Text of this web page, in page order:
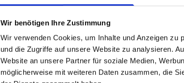
Wir benötigen Ihre Zustimmung
Wir verwenden Cookies, um Inhalte und Anzeigen
und die Zugriffe auf unsere Website zu analysieren.
Website an unsere Partner für soziale Medien,
möglicherweise mit weiteren Daten zusammen, die
2.100.000 €
Balkon/Terasse
Privat
Ohne